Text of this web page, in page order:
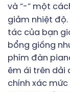
và “-” một
giảm nhiệt độ.
tác của bạn
bổng giống
phím đàn
êm ái trên dải
chính xác